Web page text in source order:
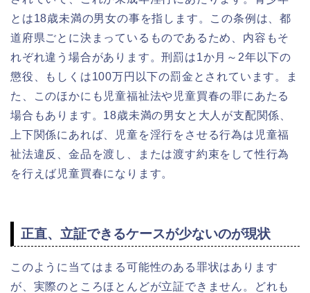
とは18歳未満の男女の事を指します。この条例は、都
道府県ごとに決まっているものであるため、内容もそ
れぞれ違う場合があります。刑罰は1か月～2年以下の
懲役、もしくは100万円以下の罰金とされています。ま
た、このほかにも児童福祉法や児童買春の罪にあたる
場合もあります。18歳未満の男女と大人が支配関係、
上下関係にあれば、児童を淫行をさせる行為は児童福
祉法違反、金品を渡し、または渡す約束をして性行為
を行えば児童買春になります。
正直、立証できるケースが少ないのが現状
このように当てはまる可能性のある罪状はあります
が、実際のところほとんどが立証できません。どれも